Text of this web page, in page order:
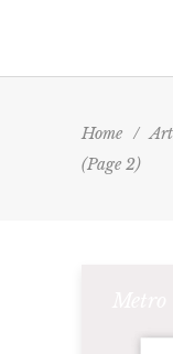
Home /
(Page 2)